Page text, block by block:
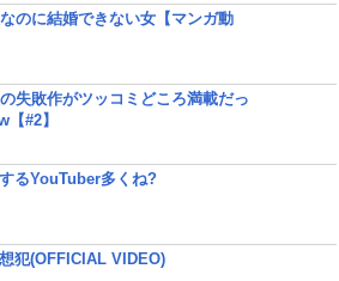
なのに結婚できない女【マンガ動
の失敗作がツッコミどころ満載だっ
#2】
るYouTuber多くね?
犯(OFFICIAL VIDEO)